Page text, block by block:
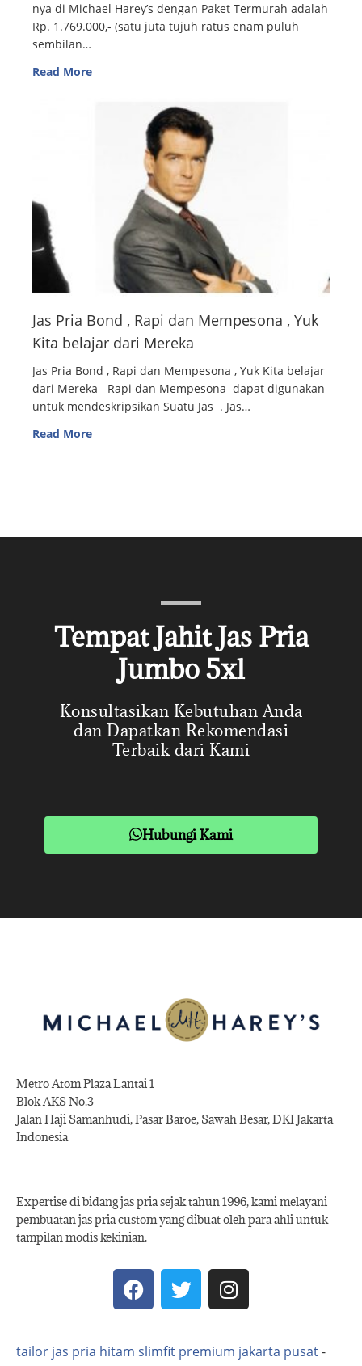
nya di Michael Harey’s dengan Paket Termurah adalah
Rp. 1.769.000,- (satu juta tujuh ratus enam puluh
sembilan…
Read More
Jas Pria Bond , Rapi dan Mempesona , Yuk
Kita belajar dari Mereka
Jas Pria Bond , Rapi dan Mempesona , Yuk Kita belajar
dari Mereka Rapi dan Mempesona dapat digunakan
untuk mendeskripsikan Suatu Jas . Jas…
Read More
Tempat Jahit Jas Pria
Jumbo 5xl
Konsultasikan Kebutuhan Anda
dan Dapatkan Rekomendasi
Terbaik dari Kami
Hubungi Kami
Metro Atom Plaza Lantai 1
Blok AKS No.3
Jalan Haji Samanhudi, Pasar Baroe, Sawah Besar, DKI Jakarta –
Indonesia
Expertise di bidang jas pria sejak tahun 1996, kami melayani
pembuatan jas pria custom yang dibuat oleh para ahli untuk
tampilan modis kekinian.
tailor jas pria hitam slimfit premium jakarta pusat-